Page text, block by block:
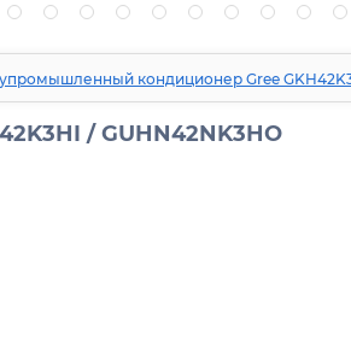
кондиционер Gree
/ GUHN42NK3HO